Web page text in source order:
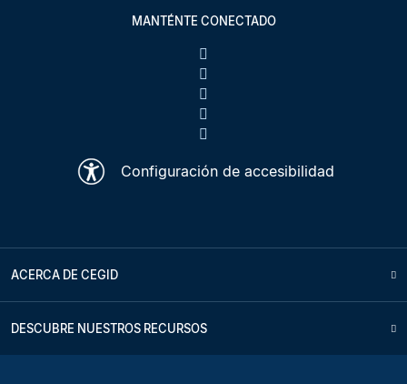
MANTÉNTE CONECTADO
Configuración de accesibilidad
ACERCA DE CEGID
DESCUBRE NUESTROS RECURSOS